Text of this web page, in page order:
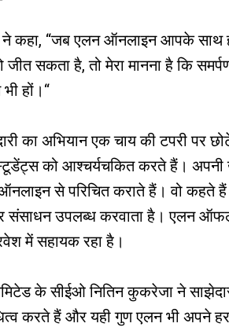
कहा, “जब एलन ऑनलाइन आपके साथ
जीत सकता है, तो मेरा मानना है कि
हों।“
का अभियान एक चाय की टपरी पर
को आश्चर्यचकित करते हैं।
से परिचित कराते हैं। वो
संसाधन उपलब्ध करवाता है। एलन
में सहायक रहा है।
के सीईओ नितिन कुकरेजा ने
करते हैं और यही गुण एलन भी अपने